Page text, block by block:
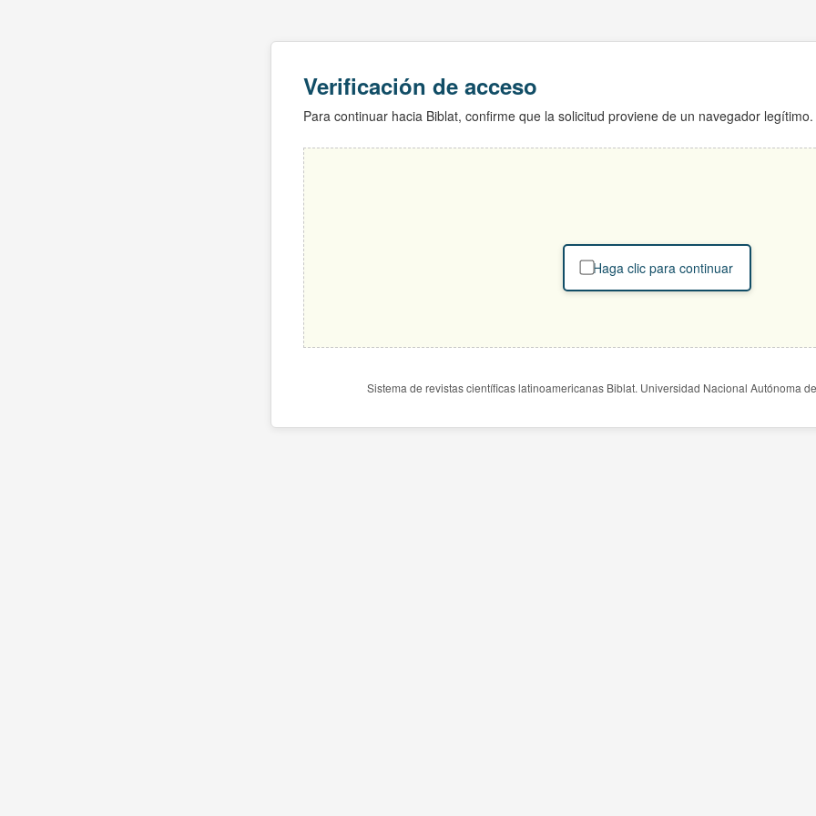
Verificación de acceso
Para continuar hacia Biblat, confirme que la solicitud proviene de un navegador legítimo.
Haga clic para continuar
Sistema de revistas científicas latinoamericanas Biblat. Universidad Nacional Autónoma